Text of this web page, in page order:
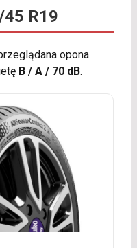
R19
opona
B / A / 70 dB.